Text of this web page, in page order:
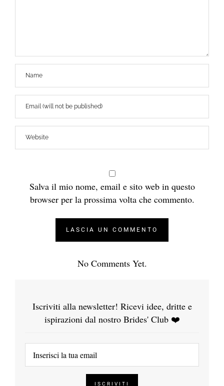
Salva il mio nome, email e sito web in questo
browser per la prossima volta che commento.
No Comments Yet.
Iscriviti alla newsletter! Ricevi idee, dritte e
ispirazioni dal nostro Brides' Club ❤️